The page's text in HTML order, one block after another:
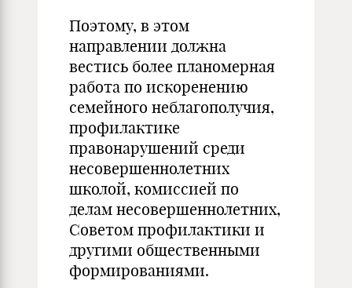
Поэтому, в этом
направлении должна
вестись более планомерная
работа по искоренению
семейного неблагополучия,
профилактике
правонарушений среди
несовершеннолетних
школой, комиссией по
делам несовершеннолетних,
Советом профилактики и
другими общественными
формированиями.